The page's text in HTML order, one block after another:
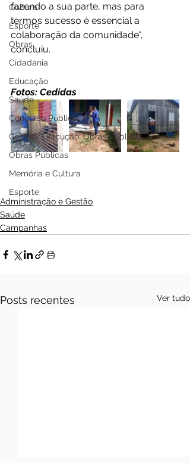
Cultura
Esporte
Obras
Cidadania
Educação
Saúde
Concurso Público
Gestão/Execução: Obras Públicas
Obras Públicas
Memória e Cultura
Esporte
fazendo a sua parte, mas para
termos sucesso é essencial a
colaboração da comunidade",
concluiu.
Fotos: Cedidas
Administração e Gestão
Saúde
Campanhas
Posts recentes Ver tudo